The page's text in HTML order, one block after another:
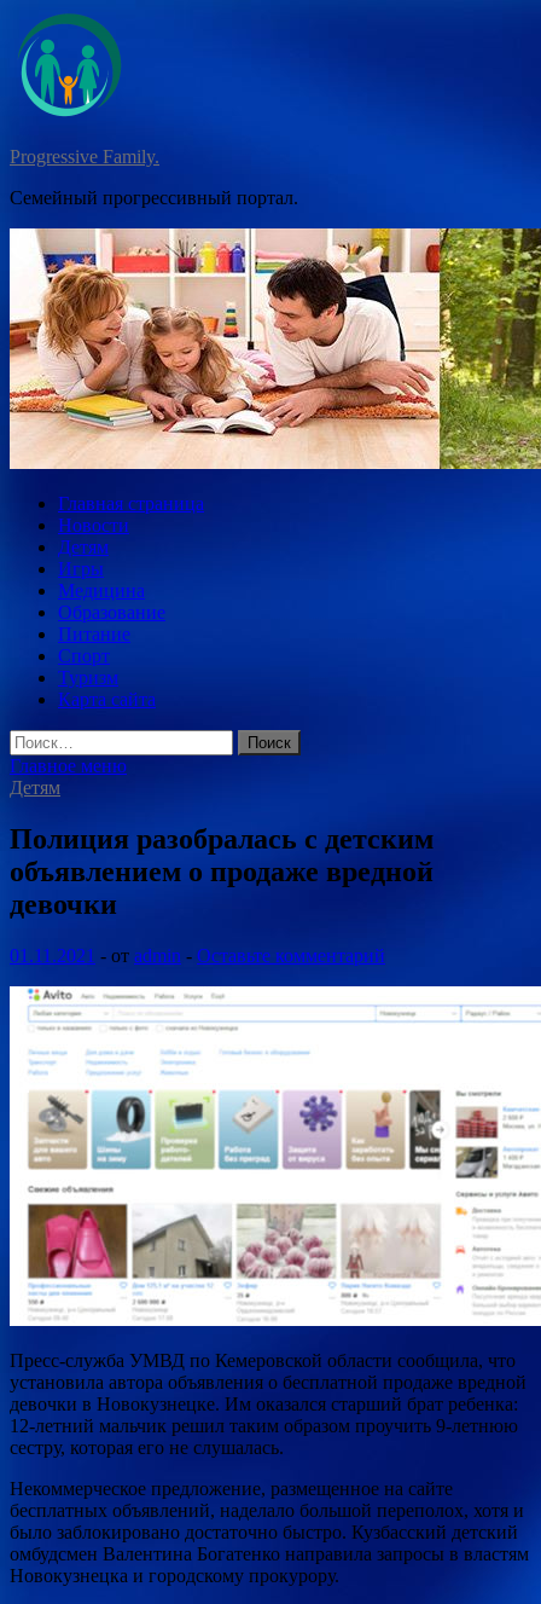
Перейти
содержимому
Progressive Family.
Семейный прогрессивный портал.
Главная страница
Новости
Детям
Игры
Медицина
Образование
Питание
Спорт
Туризм
Карта сайта
Найти:
Главное меню
Детям
Полиция разобралась с детским
объявлением о продаже вредной
девочки
01.11.2021 - от admin - Оставьте комментарий
Пресс-служба УМВД по Кемеровской области сообщила, что
установила автора объявления о бесплатной продаже вредной
девочки в Новокузнецке. Им оказался старший брат ребенка:
12-летний мальчик решил таким образом проучить 9-летнюю
сестру, которая его не слушалась.
Некоммерческое предложение, размещенное на сайте
бесплатных объявлений, наделало большой переполох, хотя и
было заблокировано достаточно быстро. Кузбасский детский
омбудсмен Валентина Богатенко направила запросы в властям
Новокузнецка и городскому прокурору.